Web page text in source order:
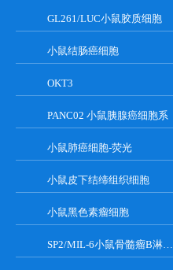
GL261/LUC小鼠胶质细胞
小鼠结肠癌细胞
OKT3
PANC02 小鼠胰腺癌细胞系
小鼠肺癌细胞-荧光
小鼠皮下结缔组织细胞
小鼠黑色素瘤细胞
SP2/MIL-6小鼠骨髓瘤B淋巴悬浮细胞系